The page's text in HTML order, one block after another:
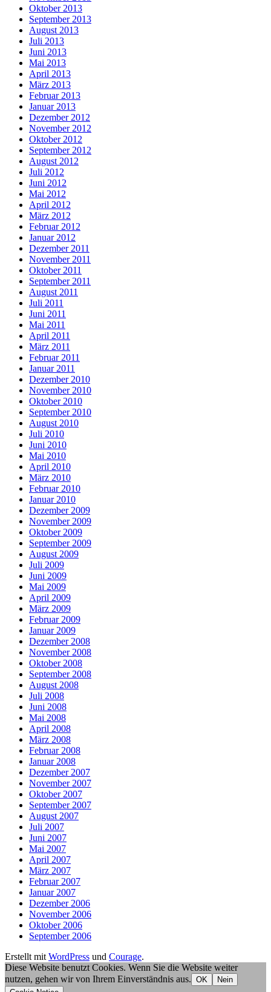
Oktober 2013
September 2013
August 2013
Juli 2013
Juni 2013
Mai 2013
April 2013
März 2013
Februar 2013
Januar 2013
Dezember 2012
November 2012
Oktober 2012
September 2012
August 2012
Juli 2012
Juni 2012
Mai 2012
April 2012
März 2012
Februar 2012
Januar 2012
Dezember 2011
November 2011
Oktober 2011
September 2011
August 2011
Juli 2011
Juni 2011
Mai 2011
April 2011
März 2011
Februar 2011
Januar 2011
Dezember 2010
November 2010
Oktober 2010
September 2010
August 2010
Juli 2010
Juni 2010
Mai 2010
April 2010
März 2010
Februar 2010
Januar 2010
Dezember 2009
November 2009
Oktober 2009
September 2009
August 2009
Juli 2009
Juni 2009
Mai 2009
April 2009
März 2009
Februar 2009
Januar 2009
Dezember 2008
November 2008
Oktober 2008
September 2008
August 2008
Juli 2008
Juni 2008
Mai 2008
April 2008
März 2008
Februar 2008
Januar 2008
Dezember 2007
November 2007
Oktober 2007
September 2007
August 2007
Juli 2007
Juni 2007
Mai 2007
April 2007
März 2007
Februar 2007
Januar 2007
Dezember 2006
November 2006
Oktober 2006
September 2006
Erstellt mit WordPress und Courage.
Diese Website benutzt Cookies. Wenn Sie die Website weiter
nutzen, gehen wir von Ihrem Einverständnis aus. OK
Nein